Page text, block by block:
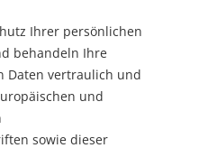
Ihrer persönlichen
behandeln Ihre
Daten vertraulich und
und
sowie dieser